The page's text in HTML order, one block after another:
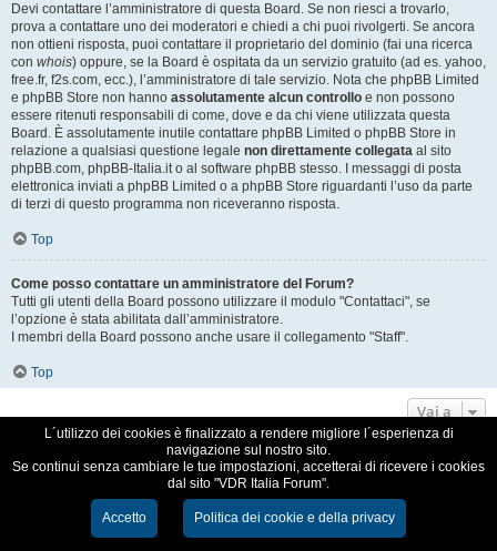
Devi contattare l’amministratore di questa Board. Se non riesci a trovarlo,
prova a contattare uno dei moderatori e chiedi a chi puoi rivolgerti. Se ancora
non ottieni risposta, puoi contattare il proprietario del dominio (fai una ricerca
con whois) oppure, se la Board è ospitata da un servizio gratuito (ad es. yahoo,
free.fr, f2s.com, ecc.), l’amministratore di tale servizio. Nota che phpBB Limited
e phpBB Store non hanno assolutamente alcun controllo e non possono
essere ritenuti responsabili di come, dove e da chi viene utilizzata questa
Board. È assolutamente inutile contattare phpBB Limited o phpBB Store in
relazione a qualsiasi questione legale non direttamente collegata al sito
phpBB.com, phpBB-Italia.it o al software phpBB stesso. I messaggi di posta
elettronica inviati a phpBB Limited o a phpBB Store riguardanti l’uso da parte
di terzi di questo programma non riceveranno risposta.
Top
Come posso contattare un amministratore del Forum?
Tutti gli utenti della Board possono utilizzare il modulo "Contattaci", se
l’opzione è stata abilitata dall’amministratore.
I membri della Board possono anche usare il collegamento "Staff".
Top
Vai a
VDR Italia, comunità italiana utilizzatori VDR
Traduzione Italiana phpBB-Italia.it
Cookie e Privacy
L´utilizzo dei cookies è finalizzato a rendere migliore l´esperienza di
navigazione sul nostro sito.
Se continui senza cambiare le tue impostazioni, accetterai di ricevere i cookies
dal sito "VDR Italia Forum".
Accetto Politica dei cookie e della privacy